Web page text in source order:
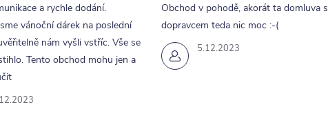
a rychle dodání.
vánoční dárek na poslední
nám vyšli vstříc. Vše se
Tento obchod mohu jen a
5.12.2023
Obchod v pohodě, akorát ta domluva s
dopravcem teda nic moc :-(